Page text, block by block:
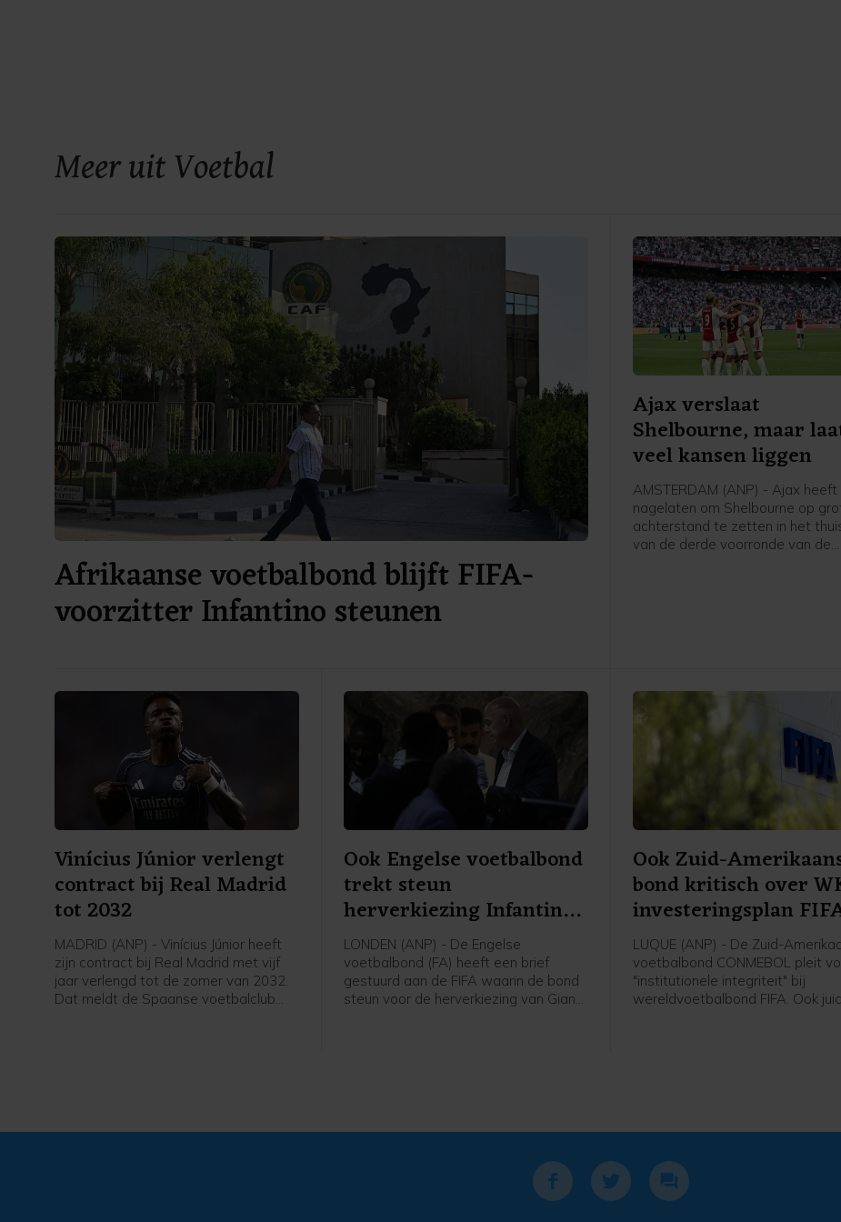
Meer uit Voetbal
Afrikaanse voetbalbond blijft FIFA-
voorzitter Infantino steunen
Ajax verslaat
Shelbourne, maar
veel kansen liggen
AMSTERDAM (ANP) - Ajax heeft
nagelaten om Shelbourne op
achterstand te zetten in het
van de derde voorronde van de
Vinícius Júnior verlengt
contract bij Real Madrid
tot 2032
MADRID (ANP) - Vinícius Júnior heeft
zijn contract bij Real Madrid met vijf
jaar verlengd tot de zomer van 2032.
Dat meldt de Spaanse voetbalclub
Ook Engelse voetbalbond
trekt steun
herverkiezing Infantino
in
LONDEN (ANP) - De Engelse
voetbalbond (FA) heeft een brief
gestuurd aan de FIFA waarin de bond
steun voor de herverkiezing van Gianni
Ook Zuid-
bond kritisch over
investeringsplan
LUQUE (ANP) - De Zuid-
voetbalbond CONMEBOL pleit
"institutionele integriteit" bij
wereldvoetbalbond FIFA. Ook